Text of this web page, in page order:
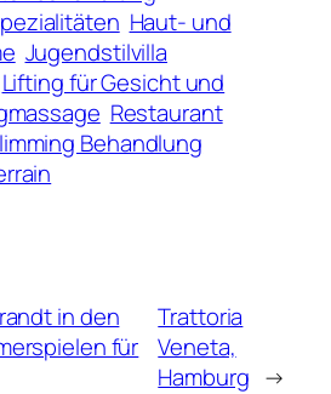
Haut- und
Jugendstilvilla
Lifting für Gesicht und
Restaurant
Behandlung
in den
für
Trattoria
Veneta,
Hamburg →